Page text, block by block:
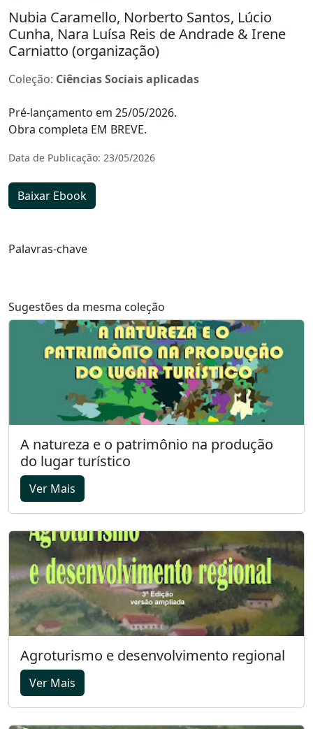
Nubia Caramello, Norberto Santos, Lúcio
Cunha, Nara Luísa Reis de Andrade & Irene
Carniatto (organização)
Coleção: Ciências Sociais aplicadas
Pré-lançamento em 25/05/2026.
Obra completa EM BREVE.
Data de Publicação: 23/05/2026
Baixar Ebook
Palavras-chave
Sugestões da mesma coleção
A natureza e o patrimônio na produção
do lugar turístico
Ver Mais
Agroturismo e desenvolvimento regional
Ver Mais